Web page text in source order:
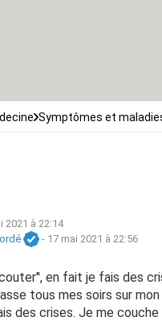
Symptômes et
2021 à 22:14
- 17 mai 2021 à 22:56
en fait je fais des
tous mes soirs sur
des crises. Je me